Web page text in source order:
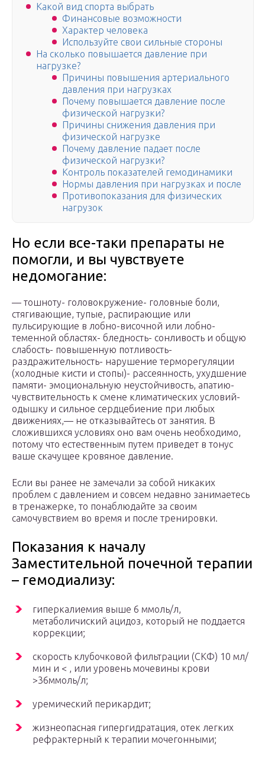
Какой вид спорта выбрать
Финансовые возможности
Характер человека
Используйте свои сильные стороны
На сколько повышается давление при
нагрузке?
Причины повышения артериального
давления при нагрузках
Почему повышается давление после
физической нагрузки?
Причины снижения давления при
физической нагрузке
Почему давление падает после
физической нагрузки?
Контроль показателей гемодинамики
Нормы давления при нагрузках и после
Противопоказания для физических
нагрузок
Но если все-таки препараты не
помогли, и вы чувствуете
недомогание:
— тошноту- головокружение- головные боли,
стягивающие, тупые, распирающие или
пульсирующие в лобно-височной или лобно-
теменной областях- бледность- сонливость и общую
слабость- повышенную потливость-
раздражительность- нарушение терморегуляции
(холодные кисти и стопы)- рассеянность, ухудшение
памяти- эмоциональную неустойчивость, апатию-
чувствительность к смене климатических условий-
одышку и сильное сердцебиение при любых
движениях,— не отказывайтесь от занятия. В
сложившихся условиях оно вам очень необходимо,
потому что естественным путем приведет в тонус
ваше скачущее кровяное давление.
Если вы ранее не замечали за собой никаких
проблем с давлением и совсем недавно занимаетесь
в тренажерке, то понаблюдайте за своим
самочувствием во время и после тренировки.
Показания к началу
Заместительной почечной терапии
– гемодиализу:
гиперкалиемия выше 6 ммоль/л,
метаболичиский ацидоз, который не поддается
коррекции;
скорость клубочковой фильтрации (СКФ) 10 мл/
мин и < , или уровень мочевины крови
>36ммоль/л;
уремический перикардит;
жизнеопасная гипергидратация, отек легких
рефрактерный к терапии мочегонными;